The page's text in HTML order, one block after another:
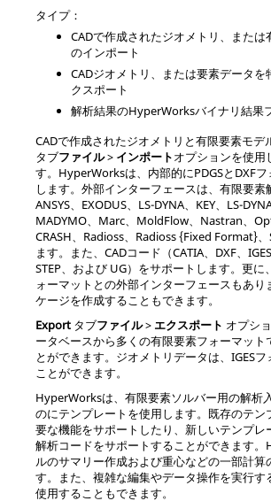
タイプ：
CADで作成されたジオメトリ、または
のインポート
CADジオメトリ、または要素データ
クスポート
解析結果のHyperWorksバイナリ結果
CADで作成されたジオメトリと有限要素モデ
タブファイル> インポートオプションを使用
す。 HyperWorksは、内部的にPDGSと DXFフ
します。外部インターフェースは、有限要素
ANSYS
EXODUS LS-DYNA 、KEY、 LS-
MADYMO
Marc 、MoldFlow、 Nastran
CRASH
Radioss Radioss{Fixed Format}、
ます。また、CADコード（CATIA DXF IGES
STEP 、および UG）をサポートします。更
ォーマットとの外部インターフェースもあり
ケージを作成することもできます。
Export タブファイル> エクスポート オプシ
ータベースから多くの有限要素フォーマット
とができます。ジオメトリデータは、 IGESフ
ことができます。
HyperWorksは、有限要素ソルバー用の解析
のにテンプレートを使用します。既存のテン
要な機能をサポートしたり、新しいテンプレ
解析コードをサポートすることができます。
ルのサマリー作成および重心などの一部計算
す。また、複雑な編集やデータ操作を実行す
使用することもできます。